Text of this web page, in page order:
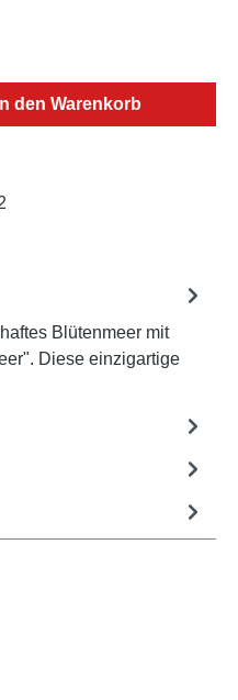
gewünschten
In den Warenkorb
Blütenmeer mit
Diese einzigartige